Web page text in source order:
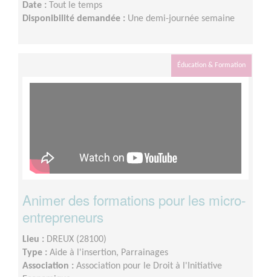
Date :
Tout le temps
Disponibilité demandée : Une demi-journée semaine
Éducation & Formation
Animer des formations pour les micro-
entrepreneurs
Lieu : DREUX (28100)
Type : Aide à l'insertion, Parrainages
Association : Association pour le Droit à l'Initiative